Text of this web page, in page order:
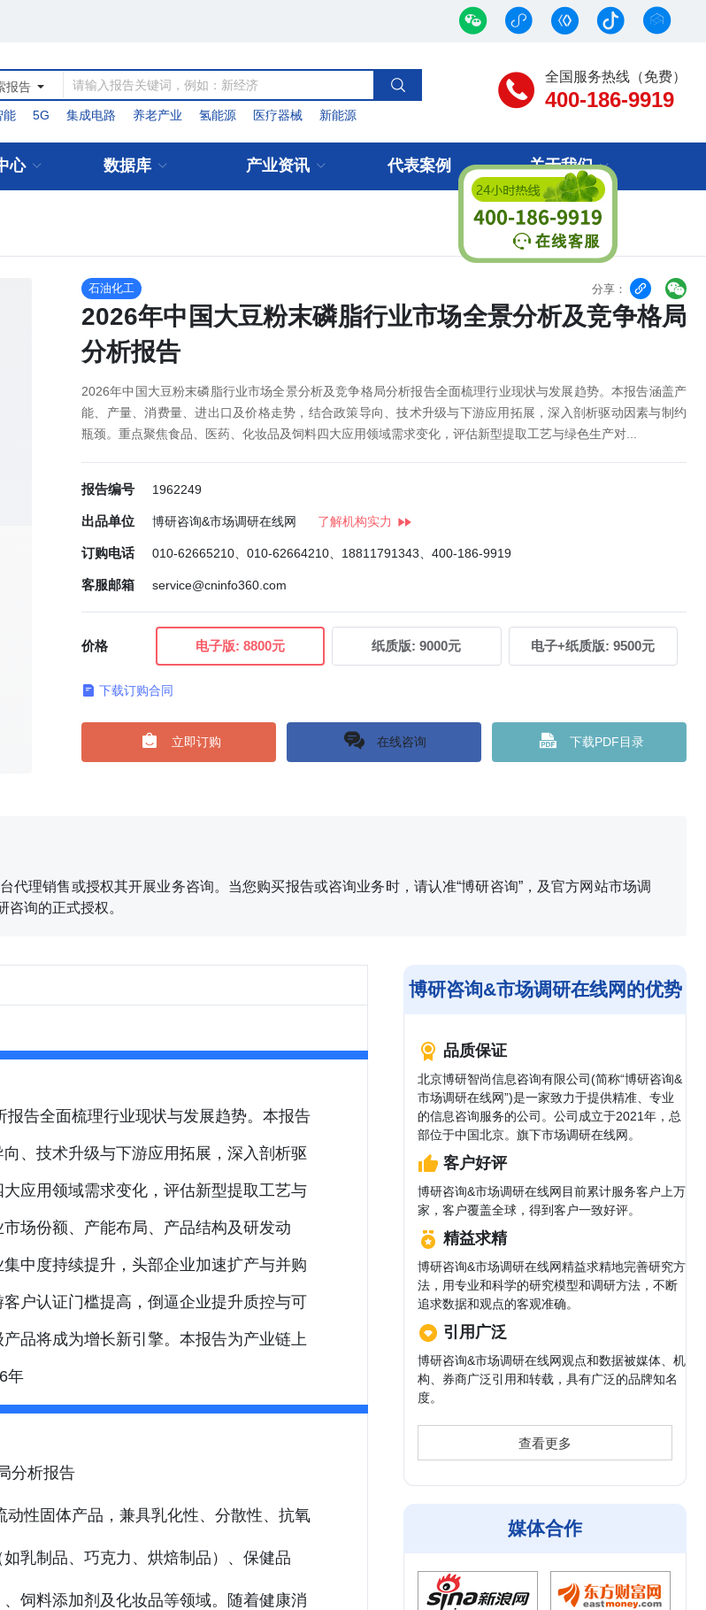
全国服务热线（免费）
400-186-9919
报告
能
5G 集成电路 养老产业 氢能源 医疗器械 新能源
心 数据库 产业资讯 代表案例 关于我们
石油化工 分享：  
2026年中国大豆粉末磷脂行业市场全景分析及竞争格局
分析报告
2026年中国大豆粉末磷脂行业市场全景分析及竞争格局分析报告全面梳理行业现状与发展趋势。本报告涵盖产
能、产量、消费量、进出口及价格走势，结合政策导向、技术升级与下游应用拓展，深入剖析驱动因素与制约
瓶颈。重点聚焦食品、医药、化妆品及饲料四大应用领域需求变化，评估新型提取工艺与绿色生产对...
报告编号 1962249
出品单位 博研咨询&市场调研在线网 了解机构实力
订购电话 010-62665210、010-62664210、18811791343、400-186-9919
客服邮箱 service@cninfo360.com
价格 电子版: 8800元 纸质版: 9000元 电子+纸质版: 9500元
 下载订购合同
立即订购 在线咨询 下载PDF目录
理销售或授权其开展业务咨询。当您购买报告或咨询业务时，请认准“博研咨询”，及官方网站市场调
询的正式授权。
告全面梳理行业现状与发展趋势。本报告
、技术升级与下游应用拓展，深入剖析驱
应用领域需求变化，评估新型提取工艺与
场份额、产能布局、产品结构及研发动
中度持续提升，头部企业加速扩产与并购
户认证门槛提高，倒逼企业提升质控与可
品将成为增长新引擎。本报告为产业链上
年
分析报告
性固体产品，兼具乳化性、分散性、抗氧
乳制品、巧克力、烘焙制品）、保健品
饲料添加剂及化妆品等领域。随着健康消
博研咨询&市场调研在线网的优势
品质保证
北京博研智尚信息咨询有限公司(简称“博研咨询&
市场调研在线网”)是一家致力于提供精准、专业
的信息咨询服务的公司。公司成立于2021年，总
部位于中国北京。旗下市场调研在线网。
客户好评
博研咨询&市场调研在线网目前累计服务客户上万
家，客户覆盖全球，得到客户一致好评。
精益求精
博研咨询&市场调研在线网精益求精地完善研究方
法，用专业和科学的研究模型和调研方法，不断
追求数据和观点的客观准确。
引用广泛
博研咨询&市场调研在线网观点和数据被媒体、机
构、券商广泛引用和转载，具有广泛的品牌知名
度。
查看更多
媒体合作